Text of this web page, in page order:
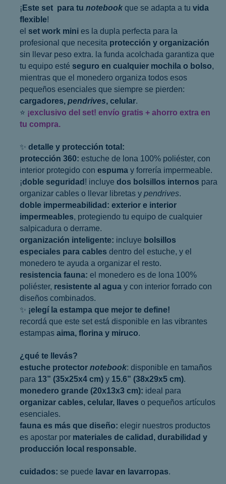
¡ Este set para tu notebook que se adapta a tu vida
flexible!
el set work mini es la dupla perfecta para la
profesional que necesita protección y organización
sin llevar peso extra. la funda acolchada garantiza que
tu equipo esté seguro en cualquier mochila o bolso,
mientras que el monedero organiza todos esos
pequeños esenciales que siempre se pierden:
cargadores, pendrives, celular.
⭐ ¡exclusivo del set! envío gratis + ahorro extra en
tu compra.
✨ detalle y protección total:
protección 360: estuche de lona 100% poliéster, con
interior protegido con espuma y forrería impermeable.
¡doble seguridad ! incluye dos bolsillos internos para
organizar cables o llevar libretas y pendrives.
doble impermeabilidad: exterior e interior
impermeables, protegiendo tu equipo de cualquier
salpicadura o derrame.
organización inteligente: incluye bolsillos
especiales para cables dentro del estuche, y el
monedero te ayuda a organizar el resto.
resistencia fauna: el monedero es de lona 100%
poliéster, resistente al agua y con interior forrado con
diseños combinados.
✨ ¡elegí la estampa que mejor te define!
recordá que este set está disponible en las vibrantes
estampas aima, florina y miruco.
¿qué te llevás?
estuche protector notebook: disponible en tamaños
para 13” (35x25x4 cm) y 15.6” (38x29x5 cm).
monedero grande (20x13x3 cm): ideal para
organizar cables, celular, llaves o pequeños artículos
esenciales.
fauna es más que diseño: elegir nuestros productos
es apostar por materiales de calidad, durabilidad y
producción local responsable.
cuidados: se puede lavar en lavarropas.